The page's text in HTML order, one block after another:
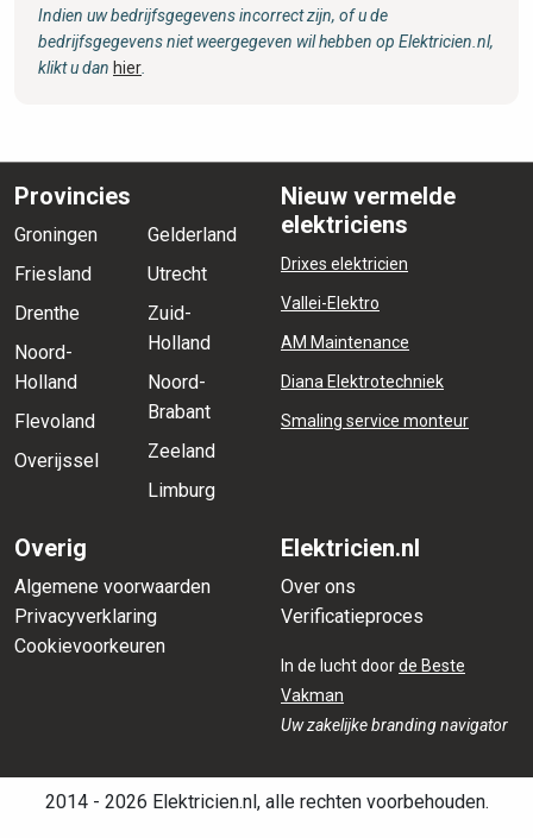
Indien uw bedrijfsgegevens incorrect zijn, of u de
bedrijfsgegevens niet weergegeven wil hebben op Elektricien.nl,
klikt u dan hier
Provincies
Groningen
Friesland
Drenthe
Noord-
Holland
Flevoland
Overijssel
Gelderland
Utrecht
Zuid-
Holland
Noord-
Brabant
Zeeland
Limburg
Nieuw vermelde
elektriciens
Drixes elektricien
Vallei-Elektro
AM Maintenance
Diana Elektrotechniek
Smaling service monteur
Overig
Algemene voorwaarden
Privacyverklaring
Cookievoorkeuren
Elektricien.nl
Over ons
Verificatieproces
In de lucht doorde Beste
Vakman
Uw zakelijke branding navigator
2014 - 2026 Elektricien.nl, alle rechten voorbehouden.